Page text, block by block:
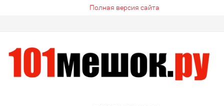
Полная версия сайта